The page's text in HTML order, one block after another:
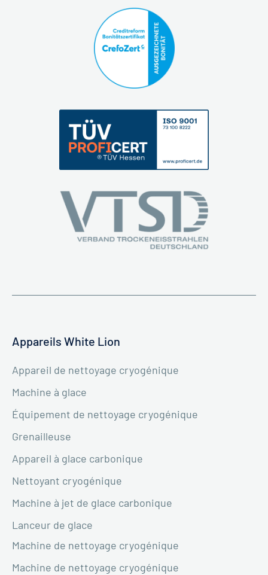
Appareils White Lion
Appareil de nettoyage cryogénique
Machine à glace
Équipement de nettoyage cryogénique
Grenailleuse
Appareil à glace carbonique
Nettoyant cryogénique
Machine à jet de glace carbonique
Lanceur de glace
Machine de nettoyage cryogénique
Machine de nettoyage cryogénique